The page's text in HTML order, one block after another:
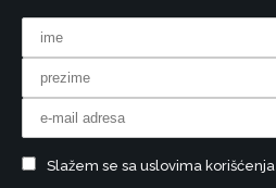
Slažem se sa uslovima korišćenja